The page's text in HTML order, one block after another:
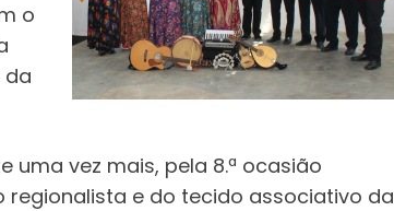
o
da
uma vez mais, pela 8.ª ocasião
e do tecido associativo da